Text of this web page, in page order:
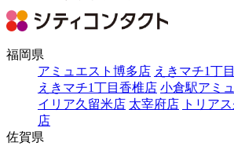
福岡県
アミュエスト博多店 えきマチ1丁
えきマチ1丁目香椎店 小倉駅アミ
イリア久留米店 太宰府店 トリア
店
佐賀県